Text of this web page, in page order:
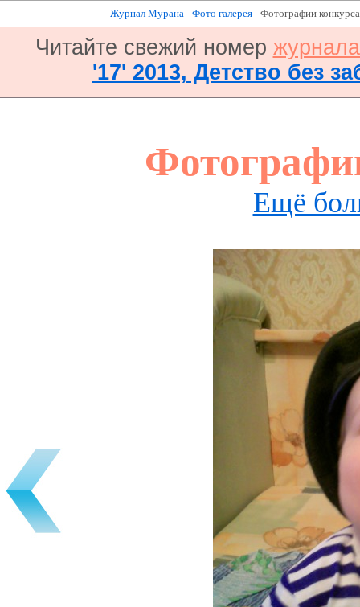
Журнал Мурана- Фото галерея- Фотографии
Читайте свежий номер
'17' 2013, Детство без
Ещё